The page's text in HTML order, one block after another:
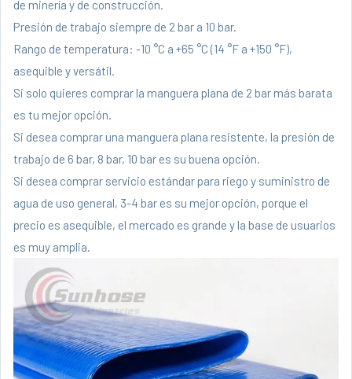
de minería y de construcción.
Presión de trabajo siempre de 2 bar a 10 bar.
Rango de temperatura: -10 °C a +65 °C (14 °F a +150 °F),
asequible y versátil.
Si solo quieres comprar la manguera plana de 2 bar más barata
es tu mejor opción.
Si desea comprar una manguera plana resistente, la presión de
trabajo de 6 bar, 8 bar, 10 bar es su buena opción.
Si desea comprar servicio estándar para riego y suministro de
agua de uso general, 3-4 bar es su mejor opción, porque el
precio es asequible, el mercado es grande y la base de usuarios
es muy amplia.